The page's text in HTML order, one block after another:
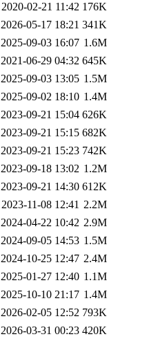
2020-02-21 11:42 176K
2026-05-17 18:21 341K
2025-09-03 16:07 1.6M
2021-06-29 04:32 645K
2025-09-03 13:05 1.5M
2025-09-02 18:10 1.4M
2023-09-21 15:04 626K
2023-09-21 15:15 682K
2023-09-21 15:23 742K
2023-09-18 13:02 1.2M
2023-09-21 14:30 612K
2023-11-08 12:41 2.2M
2024-04-22 10:42 2.9M
2024-09-05 14:53 1.5M
2024-10-25 12:47 2.4M
2025-01-27 12:40 1.1M
2025-10-10 21:17 1.4M
2026-02-05 12:52 793K
2026-03-31 00:23 420K